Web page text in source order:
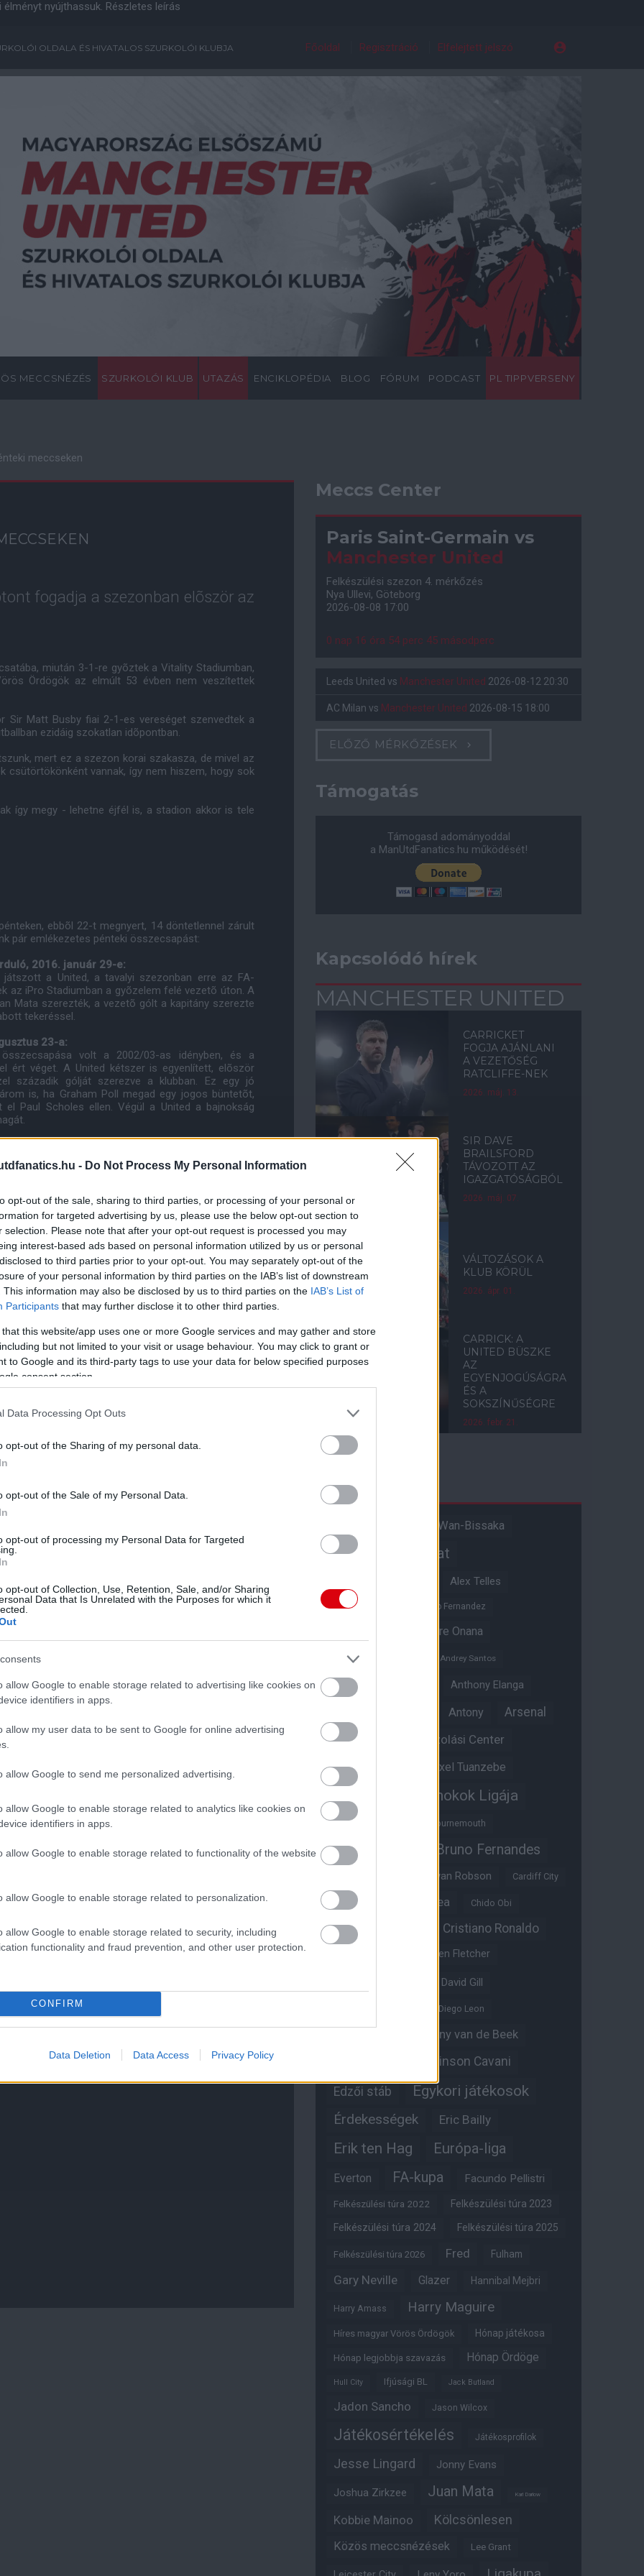
nyújthassuk. Részletes leírás
- Do Not Process My Personal Information
opt-out of the sale, sharing to third parties, or processing of your personal or
for targeted advertising by us, please use the below opt-out section to
selection. Please note that after your opt-out request is processed you may
interest-based ads based on personal information utilized by us or personal
to third parties prior to your opt-out. You may separately opt-out of the
of your personal information by third parties on the IAB’s list of downstream
This information may also be disclosed by us to third parties on the IAB’s List of
Participants that may further disclose it to other third parties.
that this website/app uses one or more Google services and may gather and store
but not limited to your visit or usage behaviour. You may click to grant or
to Google and its third-party tags to use your data for below specified purposes
consent section.
Data Processing Opt Outs
opt-out of the Sharing of my personal data.
opt-out of the Sale of my Personal Data.
opt-out of processing my Personal Data for Targeted
opt-out of Collection, Use, Retention, Sale, and/or Sharing
Data that Is Unrelated with the Purposes for which it
allow Google to enable storage related to advertising like cookies on
identifiers in apps.
allow my user data to be sent to Google for online advertising
allow Google to send me personalized advertising.
allow Google to enable storage related to analytics like cookies on
identifiers in apps.
allow Google to enable storage related to functionality of the website
allow Google to enable storage related to personalization.
allow Google to enable storage related to security, including
functionality and fraud prevention, and other user protection.
CONFIRM
Data Deletion Data Access Privacy Policy
OLDALA ÉS HIVATALOS SZURKOLÓI KLUBJA Főoldal Regisztráció Elfelejtett jelszó
MECCSNÉZÉS SZURKOLÓI KLUB UTAZÁS ENCIKLOPÉDIA BLOG FÓRUM PODCAST PL TIPPVERSENY
meccseken
fogadja a szezonban elõször az
miután 3-1-re gyõztek a Vitality Stadiumban,
Ördögök az elmúlt 53 évben nem veszítettek
Sir Matt Busby fiai 2-1-es vereséget szenvedtek a
ezidáig szokatlan idõpontban.
mert ez a szezon korai szakasza, de mivel az
csütörtökönként vannak, így nem hiszem, hogy sok
így megy - lehetne éjfél is, a stadion akkor is tele
ebbõl 22-t megnyert, 14 döntetlennel zárult
pár emlékezetes pénteki összecsapást:
2016. január 29-e:
a United, a tavalyi szezonban erre az FA-
az iPro Stadiumban a gyõzelem felé vezetõ úton. A
Mata szerezték, a vezetõ gólt a kapitány szerezte
tekeréssel.
23-a:
volt a 2002/03-as idényben, és a
ért véget. A United kétszer is egyenlített, elõször
századik gólját szerezve a klubban. Ez egy jó
is, ha Graham Poll megad egy jogos büntetõt,
Paul Scholes ellen. Végül a United a bajnokság
december 16-a:
és végül Ron Atkinson csapata hagyta el
mindketten két-két gólt szereztek. Ez volt az
off, 1970. április 10-e:
a Ligakupa sorozataiban is elõdöntõbe jutott, és az
a harmadik helyért. A találkozónak az Arsenal
ezer ember elõtt, Brian Kidd vezérletével a United
bronzmérkõzése népszerûtlen ötlet volt, szóval
ésiOS-re!
működését!
Meccs Center
Paris Saint-Germain vs
Manchester United
Felkészülési szezon 4. mérkőzés
Nya Ullevi, Göteborg
2026-08-08 17:00
0 nap 16 óra 54 perc 44 másodperc
Leeds United vs Manchester United 2026-08-12 20:30
AC Milan vs Manchester United 2026-08-15 18:00
ELŐZŐ MÉRKŐZÉSEK
Támogatás
Támogasd adományoddal
a ManUtdFanatics.hu működését!
Kapcsolódó hírek
MANCHESTER UNITED
CARRICKET
FOGJA AJÁNLANI
A VEZETŐSÉG
RATCLIFFE-NEK
2026. máj. 13.
SIR DAVE
BRAILSFORD
TÁVOZOTT AZ
IGAZGATÓSÁGBÓL
2026. máj. 07.
VÁLTOZÁSOK A
KLUB KÖRÜL
2026. ápr. 01.
CARRICK: A
UNITED BÜSZKE
AZ
EGYENJOGÚSÁGRA
ÉS A
SOKSZÍNŰSÉGRE
2026. febr. 21.
Aaron Wan-Bissaka
Akadémiai csapat
Alex Telles
Altay Bayindir Alvaro Fernandez
Andre Onana
Andreas Pereira
Andrey Santos
Angol válogatott Anthony Elanga
Antony Arsenal
Aston Villa Átigazolási Center
Átigazolások Axel Tuanzebe
Bajnokok Ligája
Benjamin Sesko Bournemouth
Brandon Williams Bruno Fernandes
Bryan Robson Cardiff City
Casemiro Chelsea Chido Obi
Christian Eriksen Cristiano Ronaldo
Darren Fletcher
David Gill
Diego Leon
Donny van de Beek
Edinson Cavani
Edzői stáb Egykori játékosok
Érdekességek Eric Bailly
Erik ten Hag Európa-liga
Everton FA-kupa Facundo Pellistri
Felkészülési túra 2022 Felkészülési túra 2023
Felkészülési túra 2024 Felkészülési túra 2025
Felkészülési túra 2026 Fred Fulham
Gary Neville Glazer Hannibal Mejbri
Harry Amass Harry Maguire
Híres magyar Vörös Ördögök Hónap játékosa
Hónap legjobbja szavazás Hónap Ördöge
Hull City Ifjúsági BL Jack Butland
Jadon Sancho Jason Wilcox
Játékosértékelés Játékosprofilok
Jesse Lingard Jonny Evans
Joshua Zirkzee Juan Mata Karl Darlow
Kobbie Mainoo Kölcsönlesen
Közös meccsnézések Lee Grant